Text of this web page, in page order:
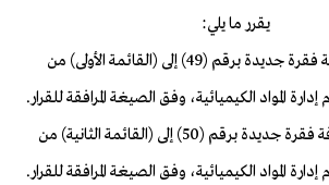
يقرر ما يلي:
أولاً: الموافقة على إضافة فقرة جديدة برقم (49) إلى (القائمة الأولى) من
إدارة المواد الكيميائية، وفق الصيغة المرافقة للقرار.
ثانياً: الموافقة على إضافة فقرة جديدة برقم (50) إلى (القائمة الثانية) من
إدارة المواد الكيميائية، وفق الصيغة المرافقة للقرار.